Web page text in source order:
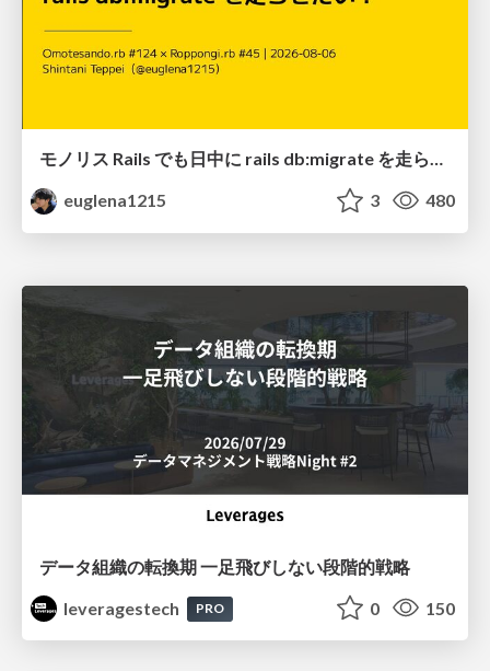
モノリス Rails でも日中に rails db:migrate を走らせたい！ / Daytime rails db:migrate on Monolithic Rails!
euglena1215
3 480
データ組織の転換期 一足飛びしない段階的戦略
leveragestech
PRO 0 150